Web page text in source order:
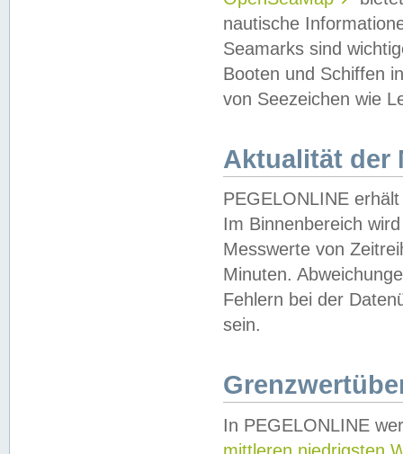
nautische
Seamarks sind
Booten und Schiffen
von Seezeichen wie
Aktualität der
PEGELONLINE
Im Binnenbereich
Messwerte von
Minuten.
Fehlern bei der
sein.
In PEGELONLINE
mittleren niedrigsten